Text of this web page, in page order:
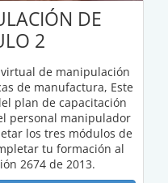
DE
2
de manipulación
de manufactura, Este
plan de capacitación
personal manipulador
los tres módulos de
tu formación al
2674 de 2013.